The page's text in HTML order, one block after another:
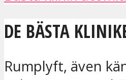
DE BÄSTA
Rumplyft, även